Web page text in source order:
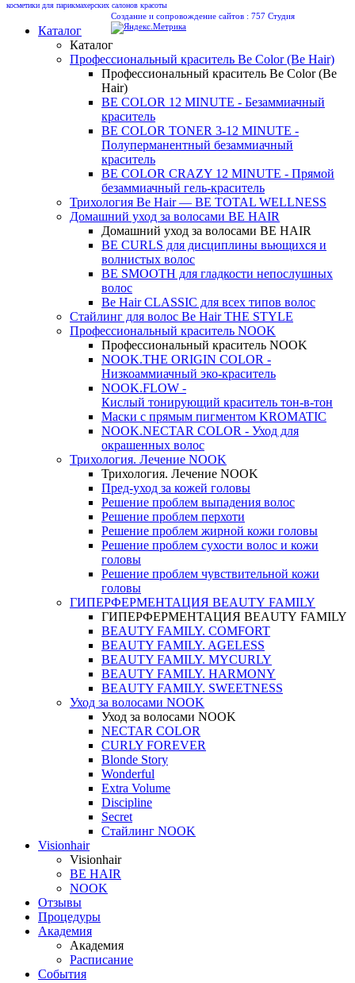
косметики для парикмахерских салонов красоты
Создание и сопровождение сайтов : 757 Студия
Каталог
Каталог
Профессиональный краситель Be Color (Be Hair)
Профессиональный краситель Be Color (Be
Hair)
BE COLOR 12 MINUTE - Безаммиачный
краситель
BE COLOR TONER 3-12 MINUTE -
Полуперманентный безаммиачный
краситель
BE COLOR CRAZY 12 MINUTE - Прямой
безаммиачный гель-краситель
Трихология Be Hair — BE TOTAL WELLNESS
Домашний уход за волосами BE HAIR
Домашний уход за волосами BE HAIR
BE CURLS для дисциплины вьющихся и
волнистых волос
BE SMOOTH для гладкости непослушных
волос
Be Hair CLASSIC для всех типов волос
Стайлинг для волос Be Hair THE STYLE
Профессиональный краситель NOOK
Профессиональный краситель NOOK
NOOK.THE ORIGIN COLOR -
Низкоаммиачный эко-краситель
NOOK.FLOW -
Кислый тонирующий краситель тон-в-тон
Маски с прямым пигментом KROMATIC
NOOK.NECTAR COLOR - Уход для
окрашенных волос
Трихология. Лечение NOOK
Трихология. Лечение NOOK
Пред-уход за кожей головы
Решение проблем выпадения волос
Решение проблем перхоти
Решение проблем жирной кожи головы
Решение проблем сухости волос и кожи
головы
Решение проблем чувствительной кожи
головы
ГИПЕРФЕРМЕНТАЦИЯ BEAUTY FAMILY
ГИПЕРФЕРМЕНТАЦИЯ BEAUTY FAMILY
BEAUTY FAMILY. COMFORT
BEAUTY FAMILY. AGELESS
BEAUTY FAMILY. MYCURLY
BEAUTY FAMILY. HARMONY
BEAUTY FAMILY. SWEETNESS
Уход за волосами NOOK
Уход за волосами NOOK
NECTAR COLOR
CURLY FOREVER
Blonde Story
Wonderful
Extra Volume
Discipline
Secret
Стайлинг NOOK
Visionhair
Visionhair
BE HAIR
NOOK
Отзывы
Процедуры
Академия
Академия
Расписание
События